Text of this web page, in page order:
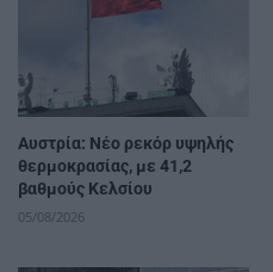
Αυστρία: Νέο ρεκόρ υψηλής
θερμοκρασίας, με 41,2
βαθμούς Κελσίου
05/08/2026